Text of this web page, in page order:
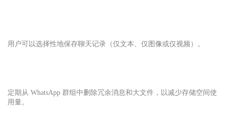
用户可以选择性地保存聊天记录（仅文本、仅图像或仅视频）。
定期从 WhatsApp 群组中删除冗余消息和大文件，以减少存储空间使
用量。